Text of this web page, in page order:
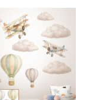
za detalje